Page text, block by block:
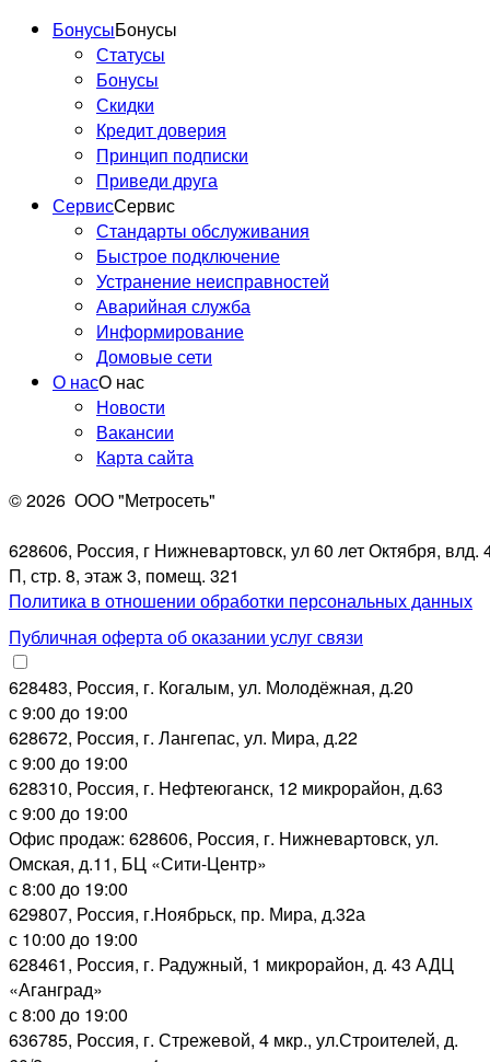
БонусыБонусы
Статусы
Бонусы
Скидки
Кредит доверия
Принцип подписки
Приведи друга
СервисСервис
Стандарты обслуживания
Быстрое подключение
Устранение неисправностей
Аварийная служба
Информирование
Домовые сети
О насО нас
Новости
Вакансии
Карта сайта
© 2026 ООО "Метросеть"
628606, Россия, г Нижневартовск, ул 60 лет Октября, влд.
П, стр. 8, этаж 3, помещ. 321
Политика в отношении обработки персональных данных
Публичная оферта об оказании услуг связи
628483, Россия, г. Когалым, ул. Молодёжная, д.20
с 9:00 до 19:00
628672, Россия, г. Лангепас, ул. Мира, д.22
с 9:00 до 19:00
628310, Россия, г. Нефтеюганск, 12 микрорайон, д.63
с 9:00 до 19:00
Офис продаж: 628606, Россия, г. Нижневартовск, ул.
Омская, д.11, БЦ «Сити-Центр»
с 8:00 до 19:00
629807, Россия, г.Ноябрьск, пр. Мира, д.32а
с 10:00 до 19:00
628461, Россия, г. Радужный, 1 микрорайон, д. 43 АДЦ
«Аганград»
с 8:00 до 19:00
636785, Россия, г. Стрежевой, 4 мкр., ул.Строителей, д.